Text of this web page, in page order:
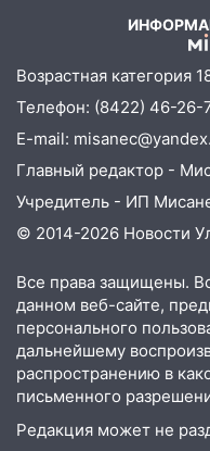
Прогноз
20:04
России
В
руководителя
наказали за
18:02 В
баскетбола!
17:08
оставил в силе
3,2 млн рублей
Возрастная категория
Телефон: (8422) 46-26-
E-mail:
Главный редактор -
Учредитель - ИП
© 2014-2026 Новости
Все права защищены.
данном веб-сайте,
персонального
дальнейшему
распространению в
письменного
Редакция может не